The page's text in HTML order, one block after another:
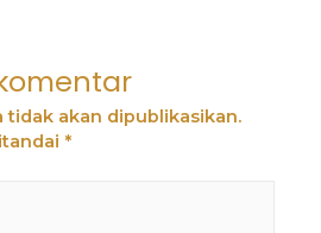
tidak akan dipublikasikan.
*